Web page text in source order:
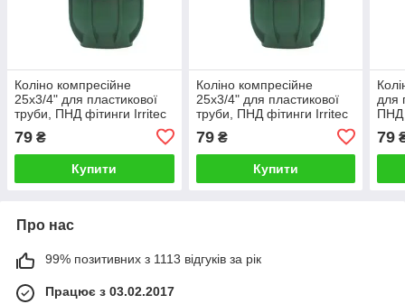
Коліно компресійне
25х3/4" для пластикової
труби, ПНД фітинги Irritec
79 ₴
Купити
Коліно компресійне
25х3/4" для пластикової
труби, ПНД фітинги Irritec
79₴
Купити
для
ПНД
79
Про нас
99% позитивних з 1113 відгуків за рік
Працює з 03.02.2017